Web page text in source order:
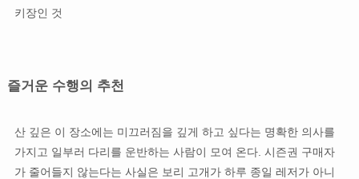
키장인 것
즐거운 수행의 추천
산 깊은 이 장소에는 미끄러짐을 깊게 하고 싶다는 명확한 의사를
가지고 일부러 다리를 운반하는 사람이 모여 온다. 시즌권 구매자
가 줄어들지 않는다는 사실은 보리 고개가 하루 종일 레저가 아니